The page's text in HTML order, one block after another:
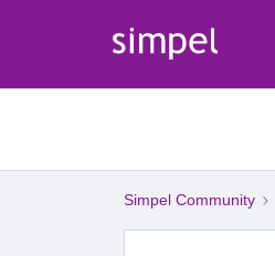
Simpel Community